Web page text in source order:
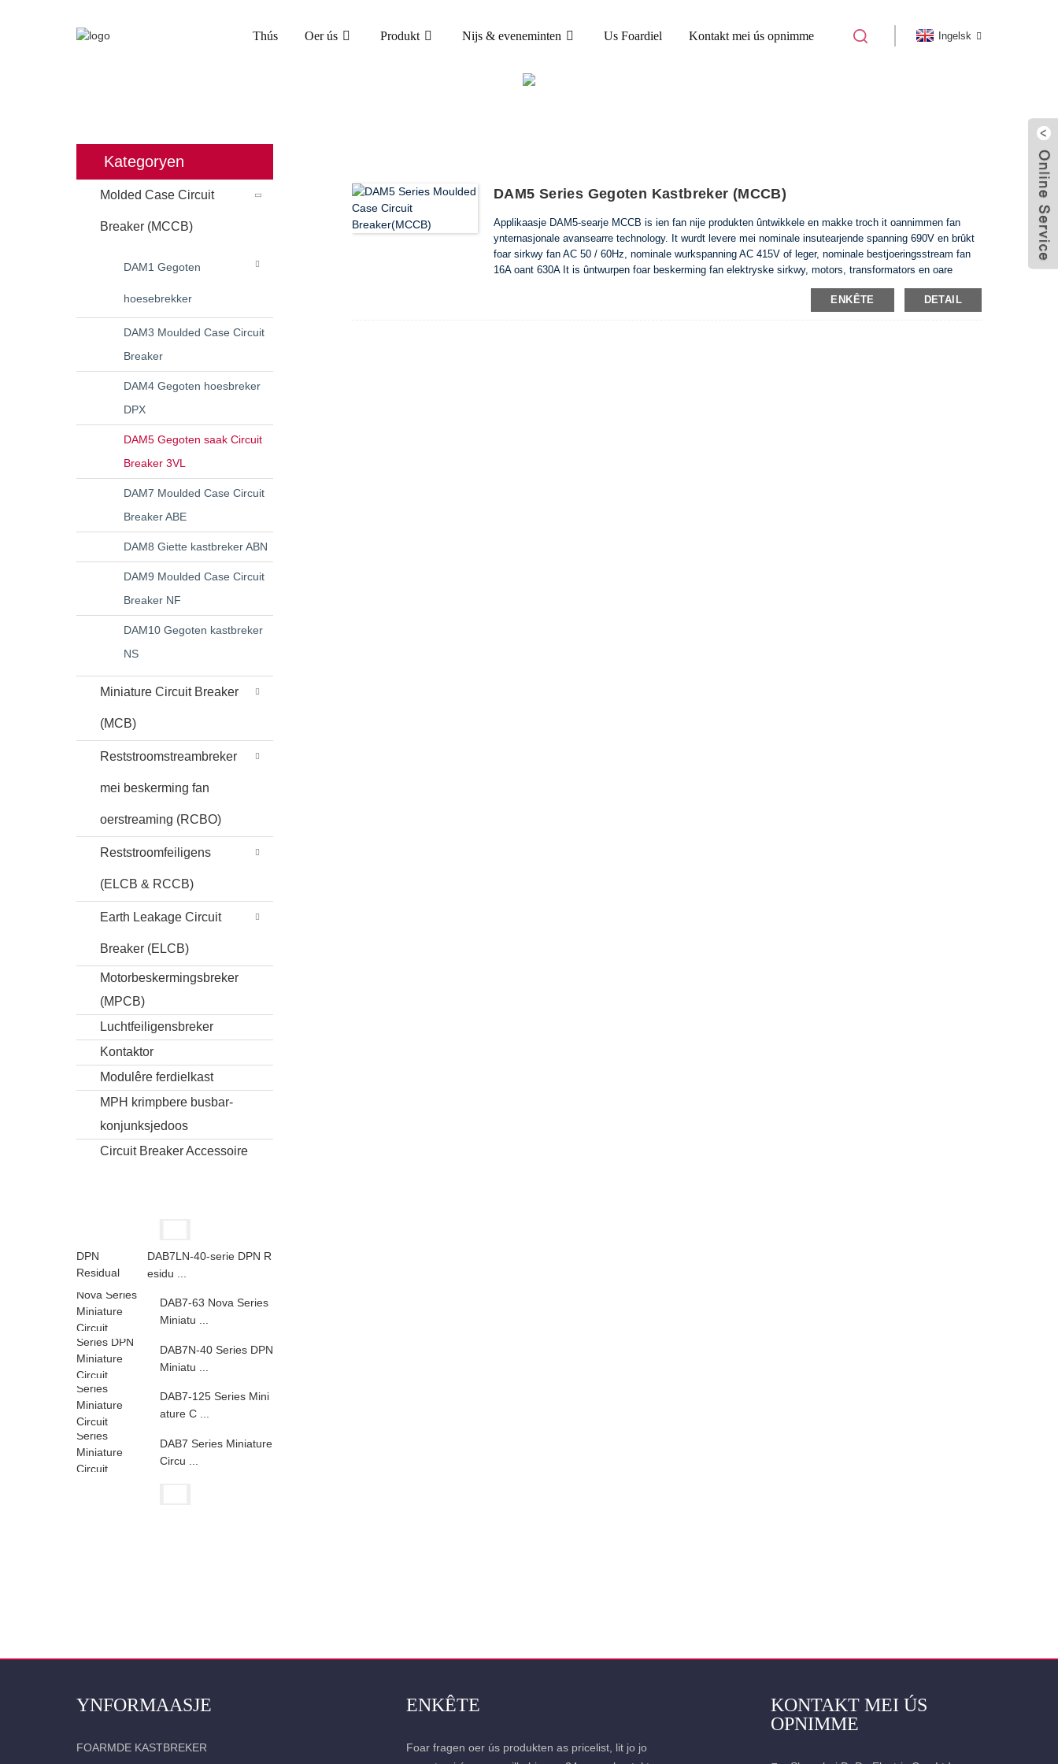
Thús Oer ús Produkt Nijs & eveneminten Us Foardiel Kontakt mei ús opnimme Ingelsk
Kategoryen
Molded Case Circuit
Breaker (MCCB)
DAM1 Gegoten
hoesebrekker
DAM3 Moulded Case Circuit
Breaker
DAM4 Gegoten hoesbreker
DPX
DAM5 Gegoten saak Circuit
Breaker 3VL
DAM7 Moulded Case Circuit
Breaker ABE
DAM8 Giette kastbreker ABN
DAM9 Moulded Case Circuit
Breaker NF
DAM10 Gegoten kastbreker
NS
Miniature Circuit Breaker
(MCB)
Reststroomstreambreker
mei beskerming fan
oerstreaming (RCBO)
Reststroomfeiligens
(ELCB & RCCB)
Earth Leakage Circuit
Breaker (ELCB)
Motorbeskermingsbreker
(MPCB)
Luchtfeiligensbreker
Kontaktor
Modulêre ferdielkast
MPH krimpbere busbar-
konjunksjedoos
Circuit Breaker Accessoire
DAB7LN-40-serie DPN R
esidu ...
DAB7-63 Nova Series
Miniatu ...
DAB7N-40 Series DPN
Miniatu ...
DAB7-125 Series Mini
ature C ...
DAB7 Series Miniature
Circu ...
DAM5 Series Gegoten Kastbreker (MCCB)
Applikaasje DAM5-searje MCCB is ien fan nije produkten ûntwikkele en makke troch it oannimmen fan
ynternasjonale avansearre technology. It wurdt levere mei nominale insutearjende spanning 690V en brûkt
foar sirkwy fan AC 50 / 60Hz, nominale wurkspanning AC 415V of leger, nominale bestjoeringsstream fan
16A oant 630A It is ûntwurpen foar beskerming fan elektryske sirkwy, motors, transformators en oare
apparatuer. De produkten foldogge oan IEC60947-2 standert. Spesifikaasje Type DAM5-160X DAM5-160
ENKÊTE DETAIL
YNFORMAASJE
FOARMDE KASTBREKER
ENKÊTE
Foar fragen oer ús produkten as pricelist, lit jo jo
KONTAKT MEI ÚS
OPNIMME